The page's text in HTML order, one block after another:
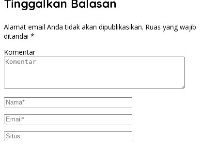
Tinggalkan Balasan
Alamat email Anda tidak akan dipublikasikan. Ruas yang wajib
ditandai *
Komentar